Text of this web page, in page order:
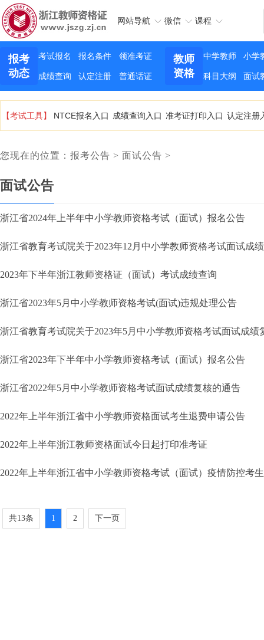
网站导航 微信 课程
报考
动态
考试报名 报名条件 领准考证
成绩查询 认定注册 普通话证
教师
资格
中学教师 小学
科目大纲 面试
【考试工具】 NTCE报名入口 成绩查询入口 准考证打印入口 认定注册
您现在的位置： 报考公告 > 面试公告 >
面试公告
浙江省2024年上半年中小学教师资格考试（面试）报名公告
浙江省教育考试院关于2023年12月中小学教师资格考试面试成
2023年下半年浙江教师资格证（面试）考试成绩查询
浙江省2023年5月中小学教师资格考试(面试)违规处理公告
浙江省教育考试院关于2023年5月中小学教师资格考试面试成绩
浙江省2023年下半年中小学教师资格考试（面试）报名公告
浙江省2022年5月中小学教师资格考试面试成绩复核的通告
2022年上半年浙江省中小学教师资格面试考生退费申请公告
2022年上半年浙江教师资格面试今日起打印准考证
2022年上半年浙江省中小学教师资格考试（面试）疫情防控考
共13条 1 2 下一页